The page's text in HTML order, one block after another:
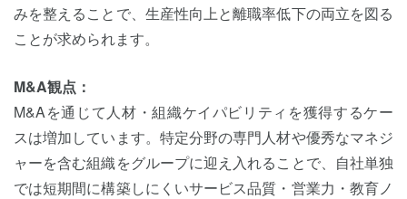
みを整えることで、生産性向上と離職率低下の両立を図る
ことが求められます。
M&A観点：
M&Aを通じて人材・組織ケイパビリティを獲得するケー
スは増加しています。特定分野の専門人材や優秀なマネジ
ャーを含む組織をグループに迎え入れることで、自社単独
では短期間に構築しにくいサービス品質・営業力・教育ノ